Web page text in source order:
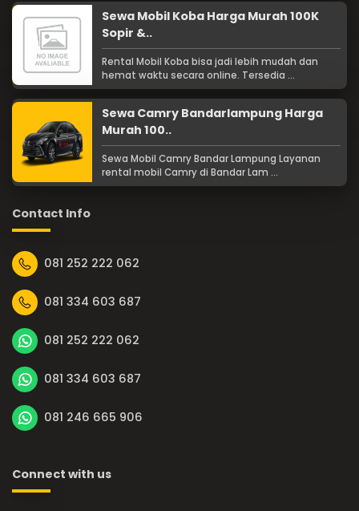
Sewa Mobil Koba Harga Murah 100K
Sopir &..
Rental Mobil Koba bisa jadi lebih mudah dan
hemat waktu secara online. Tersedia ...
Sewa Camry Bandarlampung Harga
Murah 100..
Sewa Mobil Camry Bandar Lampung Layanan
rental mobil Camry di Bandar Lam ...
Contact Info
081 252 222 062
081 334 603 687
081 252 222 062
081 334 603 687
081 246 665 906
Connect with us